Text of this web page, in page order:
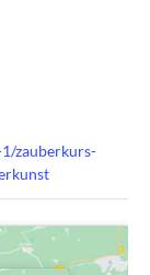
zauberkurs-